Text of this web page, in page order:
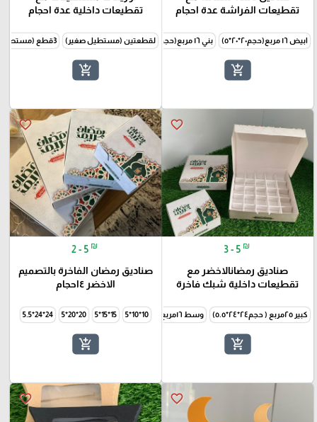
تقطيعات الفراشة عدة احجام
ابيض ١٦ مربع(حجم٢٠*٢٠*٥) بني ١٦ مربع(حجم٢٠*٢٠*٥) ابيض٩مربع(حجم١٥*١٥*٥) بني٩مربع(حجم١٥*١٥*٥)
add_shopping_cart
تقطيعات داخلية عدة احجام
لقطعتين (مستطيل صغير) 3قطع (مستطيل وسط)
add_shopping_cart
favorite_border
3 - 5 ₪
صناديق رمضانالاخضر مع
تقطيعات داخلية شبك فاخرة
كبير ٢٥مربع ( حجم٢٤*٢٤*٥.٥) وسط ١٦مربع (حجم٢٠*٢٠*٥) صغير ٩مربعات (حجم١٥*١٥*٥)
add_shopping_cart
favorite_border
2 - 5 ₪
صناديق رمضان الفاخرة بالتصميم
الاخضر ٤احجام
10*10*5
15*15*5
20*20*5
24*24*5.5
add_shopping_cart
favorite_border
favorite_border